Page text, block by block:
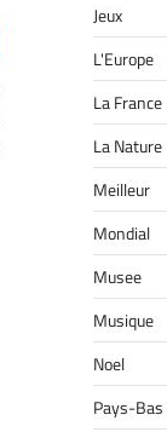
Jeux
L'Europe
La France
La Nature
Meilleur
Mondial
Musee
Musique
Noel
Pays-Bas